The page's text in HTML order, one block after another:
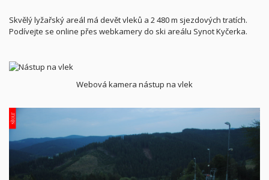
Skvělý lyžařský areál má devět vleků a 2 480 m sjezdových tratích.
Podívejte se online přes webkamery do ski areálu Synot Kyčerka.
Webová kamera nástup na vlek